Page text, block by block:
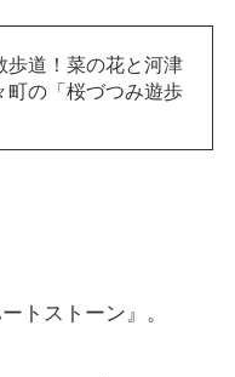
歩道！菜の花と河津
町の「桜づつみ遊歩
トストーン』。